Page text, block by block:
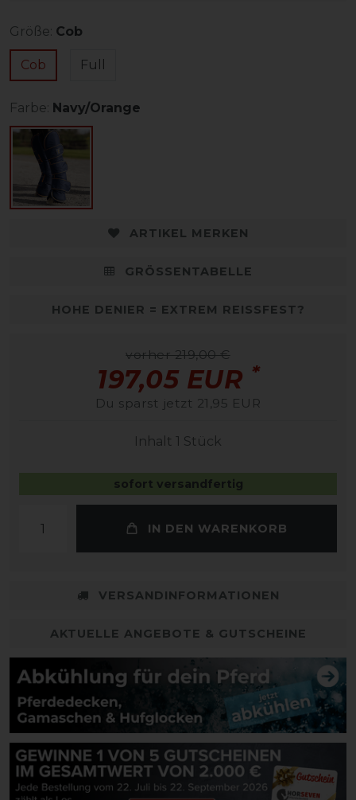
Größe: Cob
Cob Full
Farbe: Navy/Orange
ARTIKEL MERKEN
GRÖSSENTABELLE
HOHE DENIER = EXTREM REISSFEST?
vorher 219,00 €
197,05 EUR *
Du sparst jetzt 21,95 EUR
Inhalt 1 Stück
sofort versandfertig
IN DEN WARENKORB
VERSANDINFORMATIONEN
AKTUELLE ANGEBOTE & GUTSCHEINE